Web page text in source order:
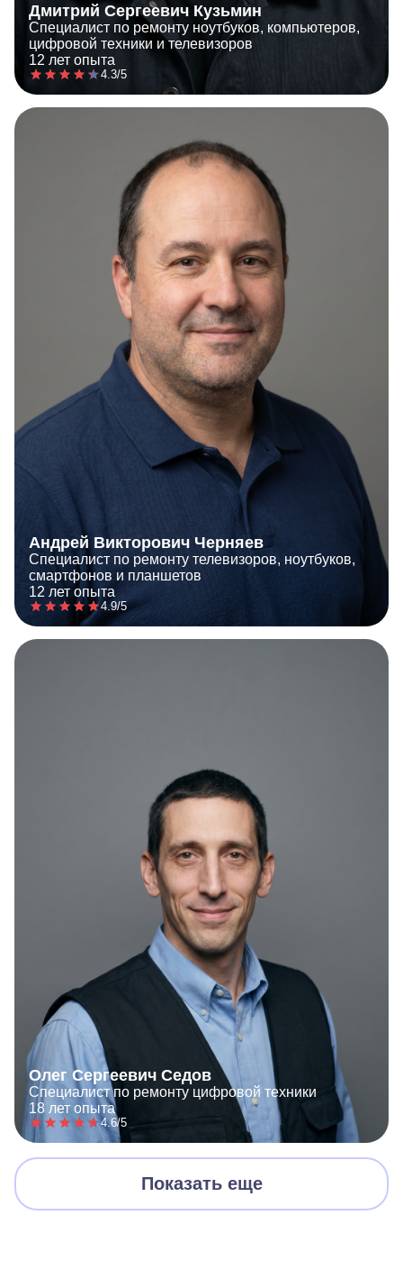
Дмитрий Сергеевич Кузьмин
Специалист по ремонту ноутбуков, компьютеров,
цифровой техники и телевизоров
12 лет опыта
4.3/5
Андрей Викторович Черняев
Специалист по ремонту телевизоров, ноутбуков,
смартфонов и планшетов
12 лет опыта
4.9/5
Олег Сергеевич Седов
Специалист по ремонту цифровой техники
18 лет опыта
4.6/5
Показать еще